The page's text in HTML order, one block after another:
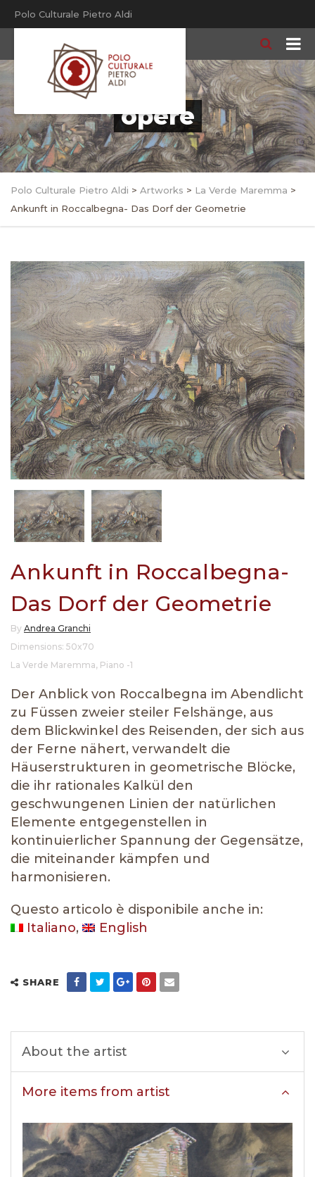
Polo Culturale Pietro Aldi
opere
Polo Culturale Pietro Aldi > Artworks > La Verde Maremma >
Ankunft in Roccalbegna- Das Dorf der Geometrie
Ankunft in Roccalbegna-
Das Dorf der Geometrie
By Andrea Granchi
Dimensions: 50x70
La Verde Maremma, Piano -1
Der Anblick von Roccalbegna im Abendlicht
zu Füssen zweier steiler Felshänge, aus
dem Blickwinkel des Reisenden, der sich aus
der Ferne nähert, verwandelt die
Häuserstrukturen in geometrische Blöcke,
die ihr rationales Kalkül den
geschwungenen Linien der natürlichen
Elemente entgegenstellen in
kontinuierlicher Spannung der Gegensätze,
die miteinander kämpfen und
harmonisieren.
Questo articolo è disponibile anche in:
Italiano
English
SHARE
About the artist
More items from artist